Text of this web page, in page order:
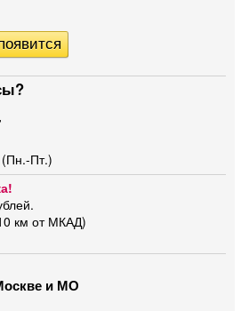
Пт.)
км от МКАД)
и МО